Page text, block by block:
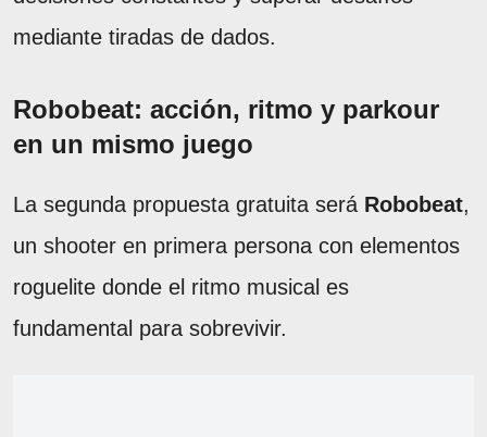
mediante tiradas de dados.
Robobeat: acción, ritmo y parkour
en un mismo juego
La segunda propuesta gratuita será Robobeat,
un shooter en primera persona con elementos
roguelite donde el ritmo musical es
fundamental para sobrevivir.